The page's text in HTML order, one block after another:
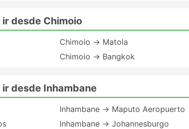
desde Chimoio
Chimoio → Matola
Chimoio → Bangkok
desde Inhambane
Inhambane → Maputo Aeropuerto
Inhambane → Johannesburgo